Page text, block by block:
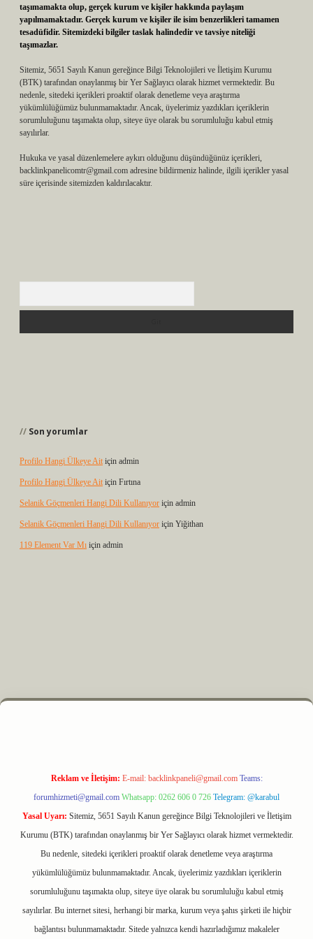
taşımamakta olup, gerçek kurum ve kişiler hakkında paylaşım
yapılmamaktadır. Gerçek kurum ve kişiler ile isim benzerlikleri tamamen
tesadüfidir. Sitemizdeki bilgiler taslak halindedir ve tavsiye niteliği
taşımazlar.
Sitemiz, 5651 Sayılı Kanun gereğince Bilgi Teknolojileri ve İletişim Kurumu
(BTK) tarafından onaylanmış bir Yer Sağlayıcı olarak hizmet vermektedir. Bu
nedenle, sitedeki içerikleri proaktif olarak denetleme veya araştırma
yükümlülüğümüz bulunmamaktadır. Ancak, üyelerimiz yazdıkları içeriklerin
sorumluluğunu taşımakta olup, siteye üye olarak bu sorumluluğu kabul etmiş
sayılırlar.
Hukuka ve yasal düzenlemelere aykırı olduğunu düşündüğünüz içerikleri,
backlinkpanelicomtr@gmail.com adresine bildirmeniz halinde, ilgili içerikler yasal
süre içerisinde sitemizden kaldırılacaktır.
Son yorumlar
Profilo Hangi Ülkeye Ait için admin
Profilo Hangi Ülkeye Ait için Fırtına
Selanik Göçmenleri Hangi Dili Kullanıyor için admin
Selanik Göçmenleri Hangi Dili Kullanıyor için Yiğithan
119 Element Var Mı için admin
m elexbet
Reklam ve İletişim: E-mail: backlinkpaneli@gmail.com Teams:
forumhizmeti@gmail.com Whatsapp: 0262 606 0 726 Telegram: @karabul
Yasal Uyarı: Sitemiz, 5651 Sayılı Kanun gereğince Bilgi Teknolojileri ve İletişim
Kurumu (BTK) tarafından onaylanmış bir Yer Sağlayıcı olarak hizmet vermektedir.
Bu nedenle, sitedeki içerikleri proaktif olarak denetleme veya araştırma
yükümlülüğümüz bulunmamaktadır. Ancak, üyelerimiz yazdıkları içeriklerin
sorumluluğunu taşımakta olup, siteye üye olarak bu sorumluluğu kabul etmiş
sayılırlar. Bu internet sitesi, herhangi bir marka, kurum veya şahıs şirketi ile hiçbir
bağlantısı bulunmamaktadır. Sitede yalnızca kendi hazırladığımız makaleler